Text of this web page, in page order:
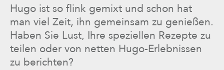
Hugo ist so flink gemixt und schon hat
man viel Zeit, ihn gemeinsam zu genießen.
Haben Sie Lust, Ihre speziellen Rezepte zu
teilen oder von netten Hugo-Erlebnissen
zu berichten?